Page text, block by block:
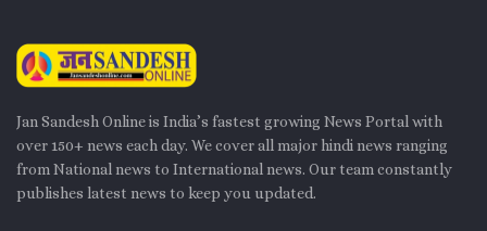
Jan Sandesh Online is India’s fastest growing News Portal with
over 150+ news each day. We cover all major hindi news ranging
from National news to International news. Our team constantly
publishes latest news to keep you updated.